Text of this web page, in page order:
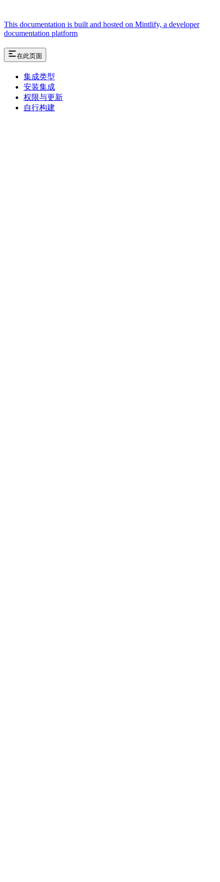
This documentation is built and hosted on Mintlify, a developer
documentation platform
在此页面
集成类型
安装集成
权限与更新
自行构建